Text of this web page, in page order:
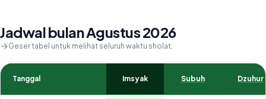
Jadwal bulan Agustus 2026
Geser tabel untuk melihat seluruh waktu sholat.
Tanggal Imsyak Subuh Dzuhur